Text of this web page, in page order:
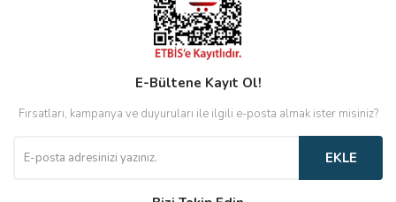
E-Bültene Kayıt Ol!
Fırsatları, kampanya ve duyuruları ile ilgili e-posta almak ister misiniz?
EKLE